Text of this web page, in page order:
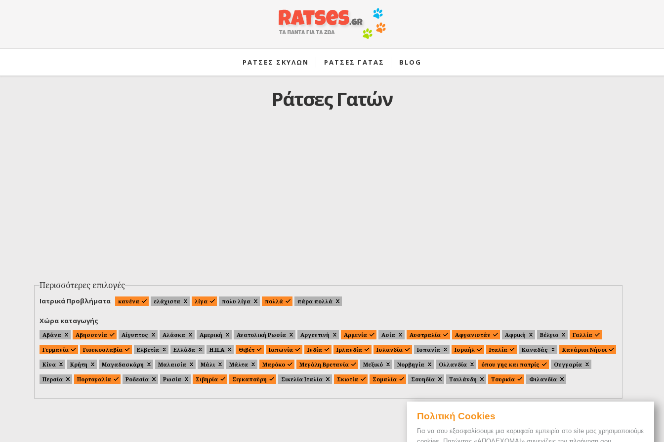
Πολιτική Cookies
Για να σου εξασφαλίσουμε μια κορυφαία εμπειρία στο site μας χρησιμοποιούμε
ΡΑΤΣΕΣ ΣΚΥΛΩΝ ΡΑΤΣΕΣ ΓΑΤΑΣ BLOG
Ράτσες Γατών
Περισσότερες επιλογές
Ιατρικά Προβλήματα κανένα ελάχιστα λίγα πολυ λίγα πολλά πάρα πολλά
Χώρα καταγωγής
Αβάνα Αβησσυνία Αίγυπτος Αλάσκα Αμερική Ανατολική Ρωσία Αργεντινή Αρμενία Ασία Αυστραλία Αφγανιστάν Αφρική Βέλγιο
Γαλλία
Γερμανία
Γιουκοσλαβία Ελβετία Ελλάδα Η.Π.Α Θιβέτ Ιαπωνία Ινδία Ιρλανδία Ισλανδία Ισπανία Ισραήλ Ιταλία Καναδάς
Κανάριοι Νήσοι
Κίνα
Κρήτη Μαγαδασκάρη Μαλαισία Μάλι Μάλτα Μαρόκο Μεγάλη Βρετανία Μεξικό Νορβηγία Ολλανδία όπου γης και πατρίς
Ουγγαρία
Περσία
Πορτογαλία Ροδεσία Ρωσία Σιβηρία Σιγκαπούρη Σικελία Ιταλία Σκωτία Σομαλία Σουηδία Ταιλάνδη Τουρκία Φιλανδία